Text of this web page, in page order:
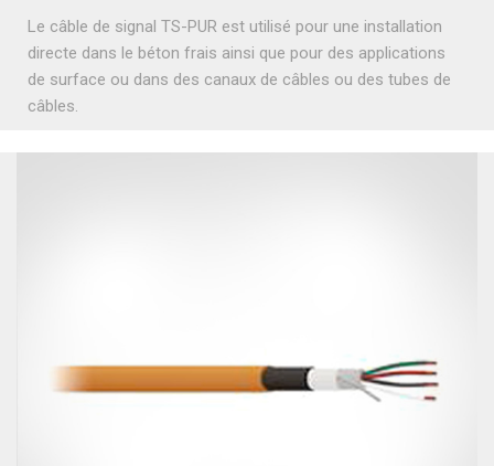
Le câble de signal TS-PUR est utilisé pour une installation
directe dans le béton frais ainsi que pour des applications
de surface ou dans des canaux de câbles ou des tubes de
câbles.